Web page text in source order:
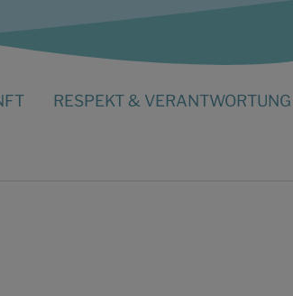
RESPEKT & VERANTWORTUNG